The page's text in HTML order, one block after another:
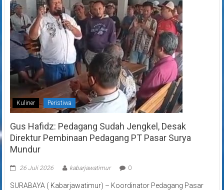
Kuliner Peristiwa
Gus Hafidz: Pedagang Sudah Jengkel, Desak
Direktur Pembinaan Pedagang PT Pasar Surya
Mundur
26 Juli 2026 kabarjawatimur 0
SURABAYA ( Kabarjawatimur) – Koordinator Pedagang Pasar